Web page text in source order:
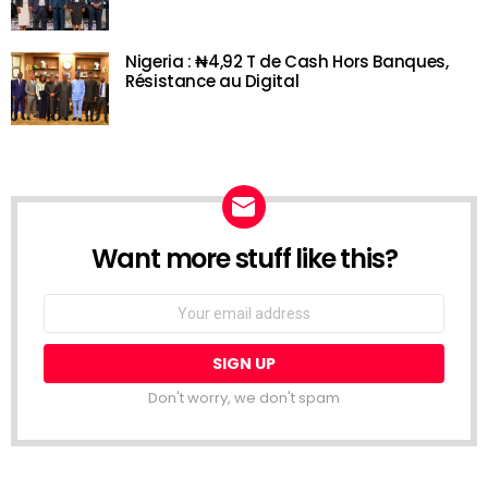
Nigeria : ₦4,92 T de Cash Hors Banques,
Résistance au Digital
NEWSLETTER
Want more stuff like this?
Don't worry, we don't spam